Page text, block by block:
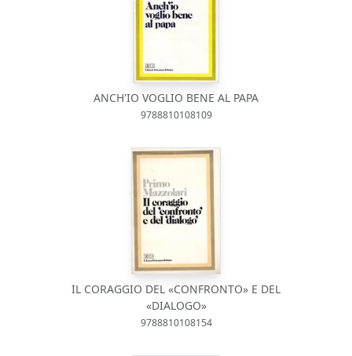
ANCH'IO VOGLIO BENE AL PAPA
9788810108109
IL CORAGGIO DEL «CONFRONTO» E DEL
«DIALOGO»
9788810108154